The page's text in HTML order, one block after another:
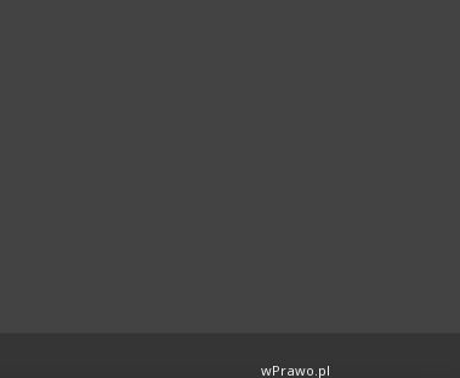
wPrawo.pl